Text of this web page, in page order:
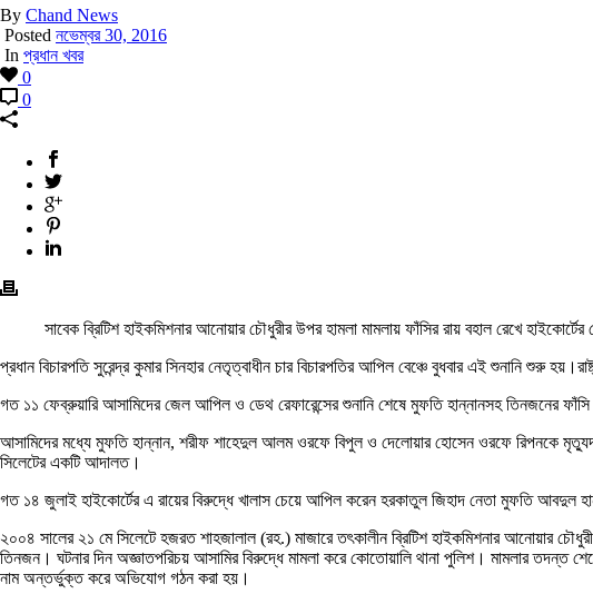
By Chand News
Posted নভেম্বর 30, 2016
In প্রধান খবর
0
0
সাবেক ব্রিটিশ হাইকমিশনার আনোয়ার চৌধুরীর উপর হামলা মামলায় ফাঁসির রায় বহাল রেখে
প্রধান বিচারপতি সুরেন্দ্র কুমার সিনহার নেতৃত্বাধীন চার বিচারপতির আপিল বেঞ্চে বুধবার এই শুনানি শুরু
গত ১১ ফেব্রুয়ারি আসামিদের জেল আপিল ও ডেথ রেফারেন্সের শুনানি শেষে মুফতি হান্নানসহ তিনজনের ফাঁসি
আসামিদের মধ্যে মুফতি হান্নান, শরীফ শাহেদুল আলম ওরফে বিপুল ও দেলোয়ার হোসেন ওরফে রিপনকে
সিলেটের একটি আদালত।
গত ১৪ জুলাই হাইকোর্টের এ রায়ের বিরুদ্ধে খালাস চেয়ে আপিল করেন হরকাতুল জিহাদ নেতা মুফতি আবদুল
২০০৪ সালের ২১ মে সিলেটে হজরত শাহজালাল (রহ.) মাজারে তৎকালীন ব্রিটিশ হাইকমিশনার আনোয়ার
তিনজন। ঘটনার দিন অজ্ঞাতপরিচয় আসামির বিরুদ্ধে মামলা করে কোতোয়ালি থানা পুলিশ। মামলার
নাম অন্তর্ভুক্ত করে অভিযোগ গঠন করা হয়।